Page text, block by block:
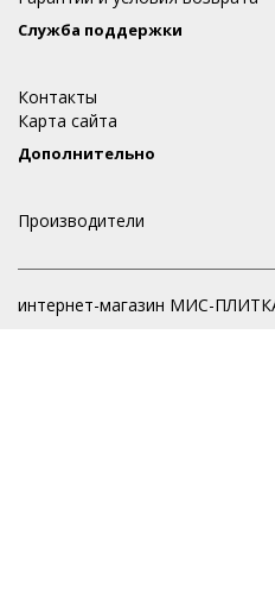
Служба поддержки
Контакты
Карта сайта
Дополнительно
Производители
интернет-магазин МИС-